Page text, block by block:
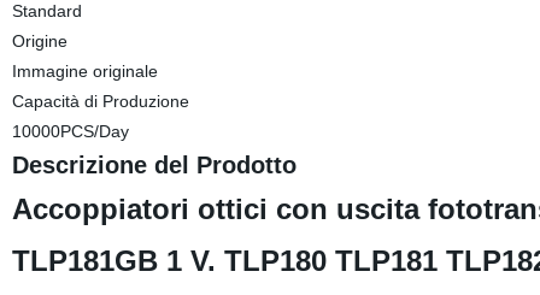
Standard
Origine
Immagine originale
Capacità di Produzione
10000PCS/Day
Descrizione del Prodotto
Accoppiatori ottici con uscita
TLP181GB 1 V. TLP180 TLP181